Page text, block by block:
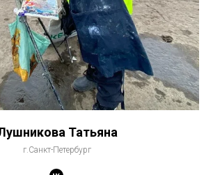
Татьяна
г.Санкт-Петербург